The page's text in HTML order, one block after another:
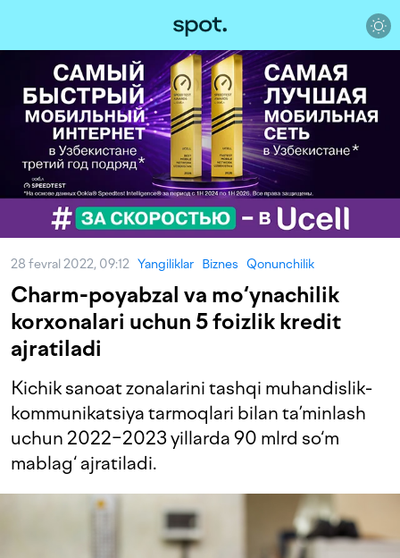
28 fevral 2022, 09:12 Yangiliklar Biznes Qonunchilik
Charm-poyabzal va mo‘ynachilik
korxonalari uchun 5 foizlik kredit
ajratiladi
Kichik sanoat zonalarini tashqi muhandislik-
kommunikatsiya tarmoqlari bilan ta’minlash
uchun 2022−2023 yillarda 90 mlrd so‘m
mablag‘ ajratiladi.